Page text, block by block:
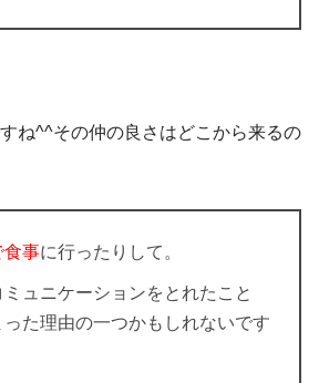
ね^^その仲の良さはどこから来るの
食事に行ったりして。
ュニケーションをとれたこと
った理由の一つかもしれないです